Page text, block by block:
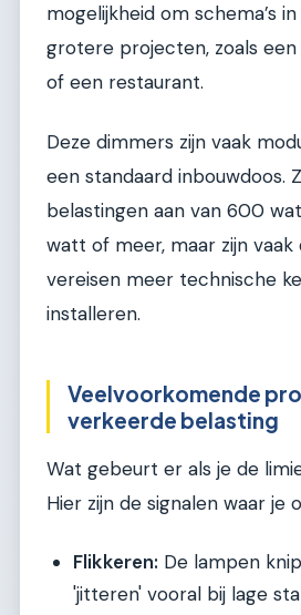
mogelijkheid om schema’s
grotere projecten, zoals
of een restaurant.
Deze dimmers zijn vaak
een standaard inbouwdoos.
belastingen aan van 600
watt of meer, maar zijn vaak
vereisen meer technische
installeren.
Veelvoorkomende
verkeerde belasting
Wat gebeurt er als je de
Hier zijn de signalen waar je
Flikkeren: De lampen
'jitteren' vooral bij lage